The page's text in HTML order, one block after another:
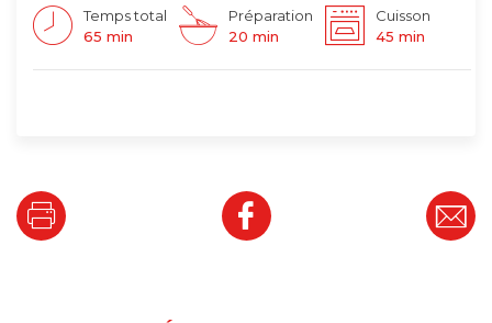
Temps total
65 min
Préparation
20 min
Cuisson
45 min